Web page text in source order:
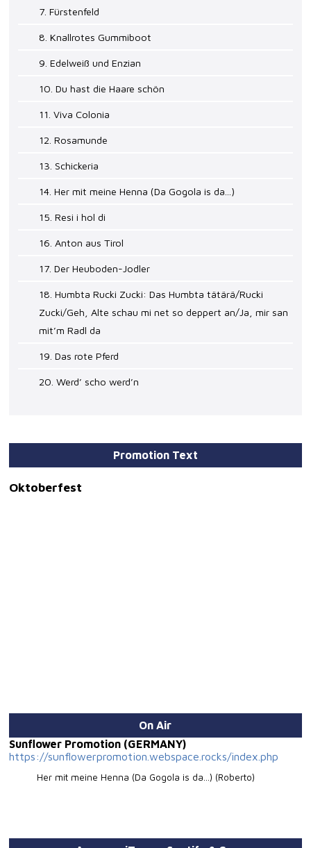
7. Fürstenfeld
8. Knallrotes Gummiboot
9. Edelweiß und Enzian
10. Du hast die Haare schön
11. Viva Colonia
12. Rosamunde
13. Schickeria
14. Her mit meine Henna (Da Gogola is da...)
15. Resi i hol di
16. Anton aus Tirol
17. Der Heuboden-Jodler
18. Humbta Rucki Zucki: Das Humbta tätärä/Rucki
Zucki/Geh, Alte schau mi net so deppert an/Ja, mir san
mit’m Radl da
19. Das rote Pferd
20. Werd’ scho werd’n
Promotion Text
Oktoberfest
On Air
Sunflower Promotion (GERMANY)
https://sunflowerpromotion.webspace.rocks/index.php
Her mit meine Henna (Da Gogola is da...) (Roberto)